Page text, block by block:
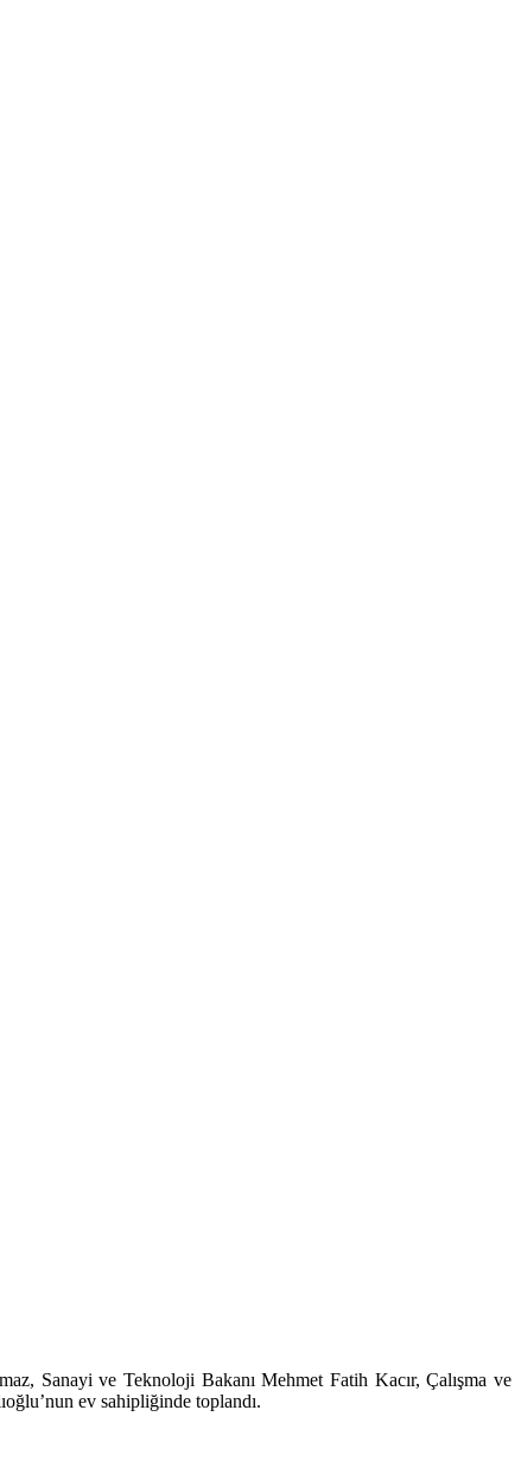
Sanayi ve Teknoloji Bakanı Mehmet Fatih Kacır, Çalışma ve
ev sahipliğinde toplandı.